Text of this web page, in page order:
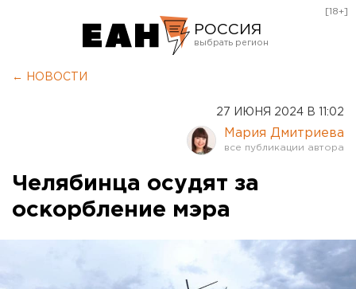
РОССИЯ
Курган
Оренбург
[18+]
← НОВОСТИ
27 ИЮНЯ 2024 В 11:02
Мария Дмитриева
Челябинца осудят за
оскорбление мэра